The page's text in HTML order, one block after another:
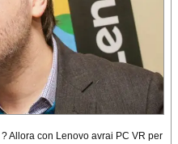
? Allora con Lenovo avrai PC VR per